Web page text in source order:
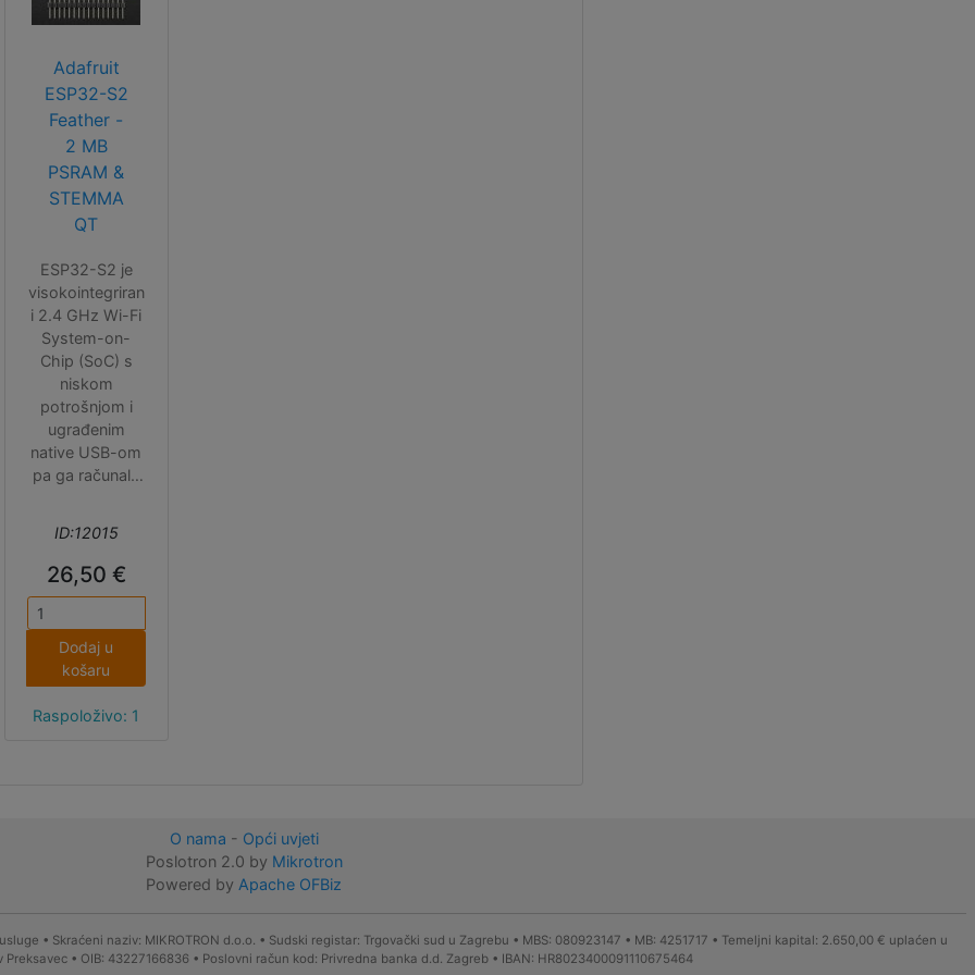
Adafruit
ESP32-S2
Feather -
2 MB
PSRAM &
STEMMA
QT
ESP32-S2 je
visokointegriran
i 2.4 GHz Wi-Fi
System-on-
Chip (SoC) s
niskom
potrošnjom i
ugrađenim
native USB-om
pa ga računalo
miša, MIDI
uređaj, USB
disk itsl. Ima 4
memorije i 2 MB
PSRAM-a, ali
ima samo jednu
i nema podršku
emma QT I2C
konektor te
priključak i
ID:12015
26,50 €
Dodaj u
košaru
Raspoloživo: 1
O nama - Opći uvjeti
Poslotron 2.0 by Mikrotron
Powered by Apache OFBiz
• Skraćeni naziv: MIKROTRON d.o.o. • Sudski registar: Trgovački sud u Zagrebu • MBS: 080923147 • MB: 4251717 • Temeljni kapital: 2.650,00 € uplaćen u
• OIB: 43227166836 • Poslovni račun kod: Privredna banka d.d. Zagreb • IBAN: HR8023400091110675464